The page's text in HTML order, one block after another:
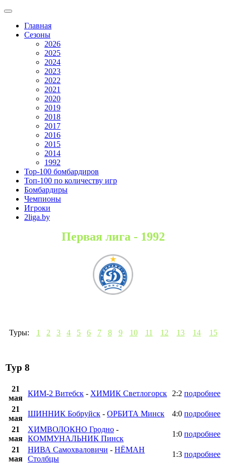
Главная
Сезоны
2026
2025
2024
2023
2022
2021
2020
2019
2018
2017
2016
2015
2014
1992
Top-100 бомбардиров
Топ-100 по количеству игр
Бомбардиры
Чемпионы
Игроки
2liga.by
Первая лига - 1992
Туры: 1 2 3 4 5 6 7 8 9 10 11 12 13 14 15
Тур 8
21
мая
КИМ-2 Витебск - ХИМИК Светлогорск 2:2 подробнее
21
мая
ШИННИК Бобруйск - ОРБИТА Минск 4:0 подробнее
21
мая
ХИМВОЛОКНО Гродно -
КОММУНАЛЬНИК Пинск
1:0 подробнее
21
мая
НИВА Самохваловичи - НЁМАН
Столбцы
1:3 подробнее